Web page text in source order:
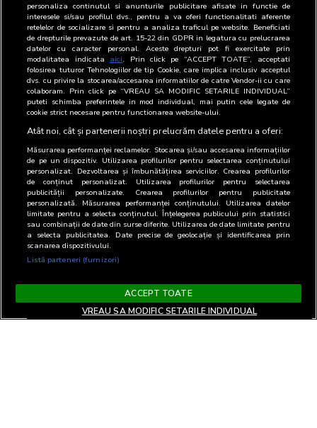
OOH
Carmen
Andrei;Ciprian
Ursan
Director;Production
Manager
personaliza continutul si anunturile publicitare afisate in functie de
interesele si/sau profilul dvs., pentru a va oferi functionalitati aferente
retelelor de socializare si pentru a analiza traficul pe website. Beneficiati
de drepturile prevazute de art. 15-22 din GDPR in legatura cu prelucrarea
datelor cu caracter personal. Aceste drepturi pot fi exercitate prin
modalitatea indicata aici. Prin click pe “ACCEPT TOATE”, acceptati
folosirea tuturor Tehnologiilor de tip Cookie, care implica inclusiv acceptul
dvs. cu privire la stocarea/accesarea informatiilor de catre Vendor-ii cu care
colaboram. Prin click pe “VREAU SA MODIFIC SETARILE INDIVIDUAL”
puteti schimba preferintele in mod individual, mai putin cele legate de
cookie strict necesare pentru functionarea website-ului.
Atât noi, cât și partenerii noștri prelucrăm datele pentru a oferi:
Măsurarea performanței reclamelor. Stocarea și/sau accesarea informațiilor
de pe un dispozitiv. Utilizarea profilurilor pentru selectarea conținutului
personalizat. Dezvoltarea și îmbunătățirea serviciilor. Crearea profilurilor
de conținut personalizat. Utilizarea profilurilor pentru selectarea
publicității personalizate. Crearea profilurilor pentru publicitate
personalizată. Măsurarea performanței conținutului. Utilizarea datelor
limitate pentru a selecta conținutul. Înțelegerea publicului prin statistici
sau combinații de date din surse diferite. Utilizarea de date limitate pentru
a selecta publicitatea. Date precise de geolocație și identificarea prin
scanarea dispozitivului.
Listă parteneri (furnizori)
ACCEPT TOATE
VREAU SA MODIFIC SETARILE INDIVIDUAL